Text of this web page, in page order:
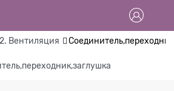
Вентиляция